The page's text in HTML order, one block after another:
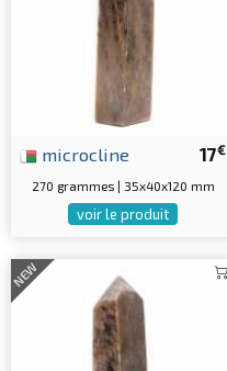
17€
microcline
270 grammes | 35x40x120 mm
voir le produit
NEW